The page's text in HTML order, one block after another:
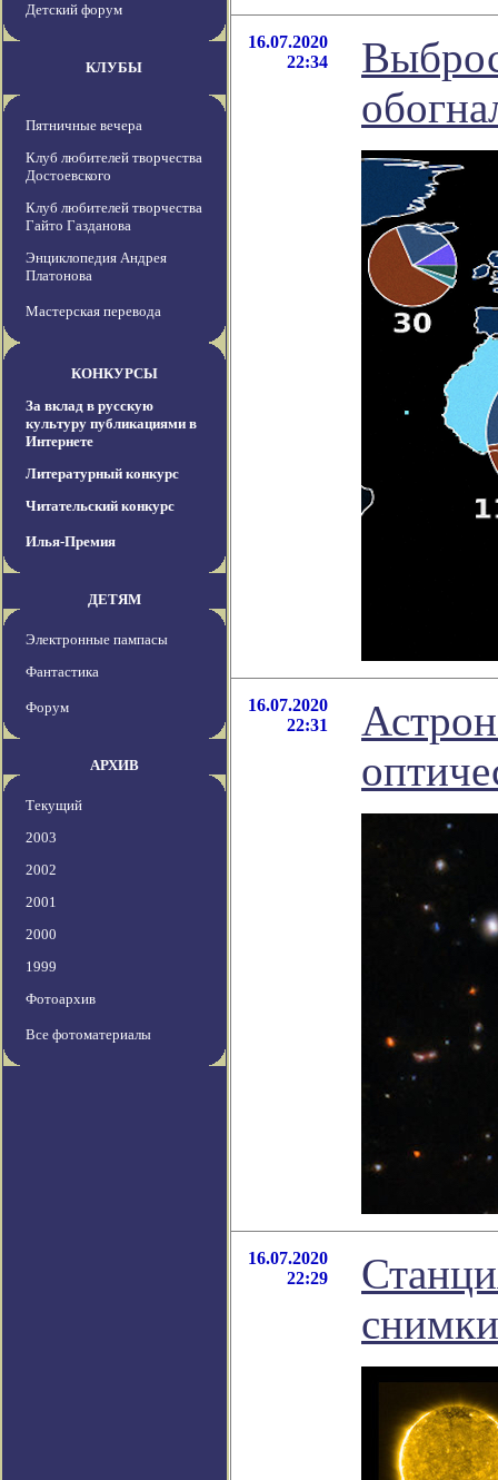
Детский форум
КЛУБЫ
Пятничные вечера
Клуб любителей творчества
Достоевского
Клуб любителей творчества
Гайто Газданова
Энциклопедия Андрея
Платонова
Мастерская перевода
КОНКУРСЫ
За вклад в русскую
культуру публикациями в
Интернете
Литературный конкурс
Читательский конкурс
Илья-Премия
ДЕТЯМ
Электронные пампасы
Фантастика
Форум
АРХИВ
Текущий
2003
2002
2001
2000
1999
Фотоархив
Все фотоматериалы
16.07.2020
22:34
16.07.2020
22:31
16.07.2020
22:29